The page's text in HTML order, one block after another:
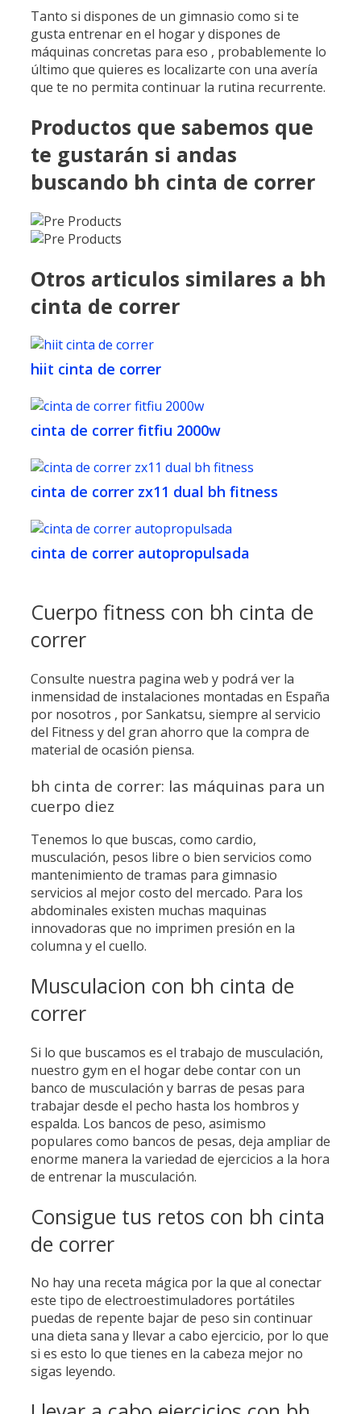
Tanto si dispones de un gimnasio como si te
gusta entrenar en el hogar y dispones de
máquinas concretas para eso , probablemente lo
último que quieres es localizarte con una avería
que te no permita continuar la rutina recurrente.
Productos que sabemos que
te gustarán si andas
buscando bh cinta de correr
Otros articulos similares a bh
cinta de correr
hiit cinta de correr
cinta de correr fitfiu 2000w
cinta de correr zx11 dual bh fitness
cinta de correr autopropulsada
Cuerpo fitness con bh cinta de
correr
Consulte nuestra pagina web y podrá ver la
inmensidad de instalaciones montadas en España
por nosotros , por Sankatsu, siempre al servicio
del Fitness y del gran ahorro que la compra de
material de ocasión piensa.
bh cinta de correr: las máquinas para un
cuerpo diez
Tenemos lo que buscas, como cardio,
musculación, pesos libre o bien servicios como
mantenimiento de tramas para gimnasio
servicios al mejor costo del mercado. Para los
abdominales existen muchas maquinas
innovadoras que no imprimen presión en la
columna y el cuello.
Musculacion con bh cinta de
correr
Si lo que buscamos es el trabajo de musculación,
nuestro gym en el hogar debe contar con un
banco de musculación y barras de pesas para
trabajar desde el pecho hasta los hombros y
espalda. Los bancos de peso, asimismo
populares como bancos de pesas, deja ampliar de
enorme manera la variedad de ejercicios a la hora
de entrenar la musculación.
Consigue tus retos con bh cinta
de correr
No hay una receta mágica por la que al conectar
este tipo de electroestimuladores portátiles
puedas de repente bajar de peso sin continuar
una dieta sana y llevar a cabo ejercicio, por lo que
si es esto lo que tienes en la cabeza mejor no
sigas leyendo.